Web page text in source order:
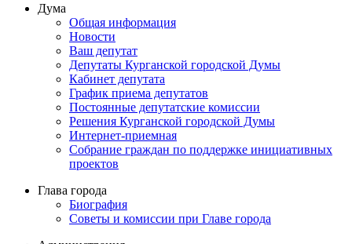
Дума
Общая информация
Новости
Ваш депутат
Депутаты Курганской городской Думы
Кабинет депутата
График приема депутатов
Постоянные депутатские комиссии
Решения Курганской городской Думы
Интернет-приемная
Собрание граждан по поддержке инициативных
проектов
Глава города
Биография
Советы и комиссии при Главе города